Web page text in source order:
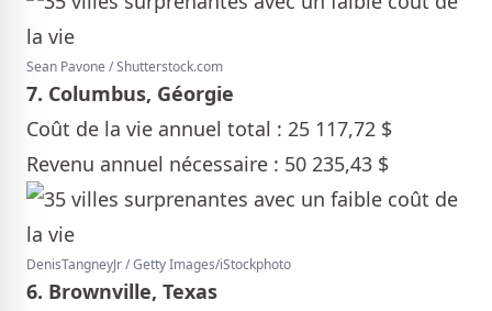
Sean Pavone / Shutterstock.com
7. Columbus, Géorgie
Coût de la vie annuel total : 25 117,72 $
Revenu annuel nécessaire : 50 235,43 $
DenisTangneyJr / Getty Images/iStockphoto
6. Brownville, Texas